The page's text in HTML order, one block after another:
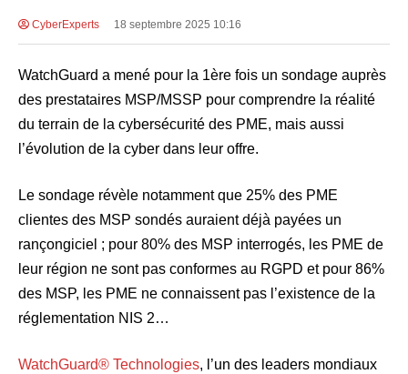
CyberExperts 18 septembre 2025 10:16
WatchGuard a mené pour la 1ère fois un sondage auprès
des prestataires MSP/MSSP pour comprendre la réalité
du terrain de la cybersécurité des PME, mais aussi
l’évolution de la cyber dans leur offre.
Le sondage révèle notamment que 25% des PME
clientes des MSP sondés auraient déjà payées un
rançongiciel ; pour 80% des MSP interrogés, les PME de
leur région ne sont pas conformes au RGPD et pour 86%
des MSP, les PME ne connaissent pas l’existence de la
réglementation NIS 2…
WatchGuard® Technologies, l’un des leaders mondiaux